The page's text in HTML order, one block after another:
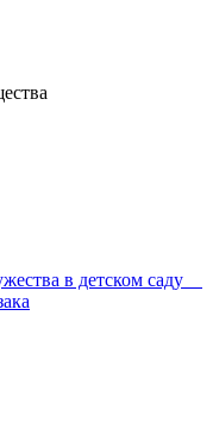
в детском саду ⠀